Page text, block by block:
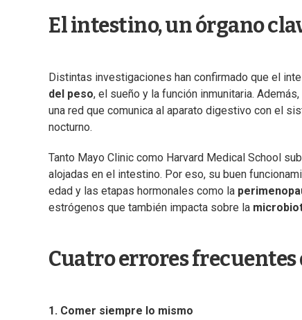
El intestino, un órgano
Distintas investigaciones han confirmado que el
del peso, el sueño y la función inmunitaria.
una red que comunica al aparato digestivo con el
nocturno.
Tanto Mayo Clinic como Harvard Medical School
alojadas en el intestino. Por eso, su buen
edad y las etapas hormonales como la
estrógenos que también impacta sobre la
Cuatro errores
1. Comer siempre lo mismo